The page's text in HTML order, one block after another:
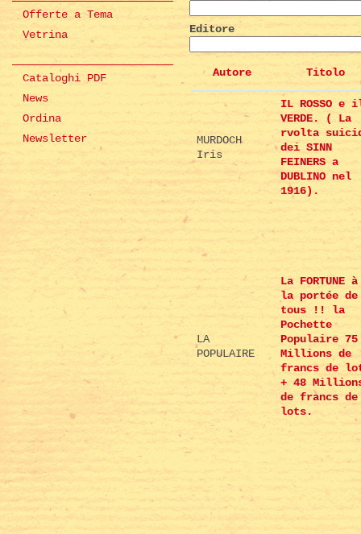
Offerte a Tema
Vetrina
Cataloghi PDF
News
Ordina
Newsletter
Editore
Autore Titolo
MURDOCH
Iris
IL ROSSO e
VERDE. ( La
rvolta
dei SINN
FEINERS a
DUBLINO nel
1916).
LA
POPULAIRE
La FORTUNE à
la portée de
tous !! la
Pochette
Populaire 75
Millions de
francs de
+ 48
de francs de
lots.